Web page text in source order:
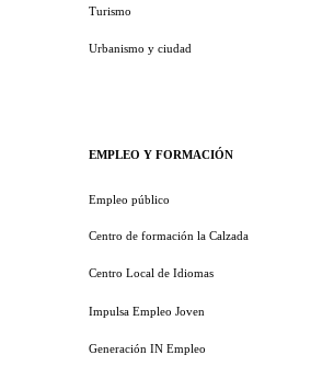
Turismo
Urbanismo y ciudad
EMPLEO Y FORMACIÓN
Empleo público
Centro de formación la Calzada
Centro Local de Idiomas
Impulsa Empleo Joven
Generación IN Empleo